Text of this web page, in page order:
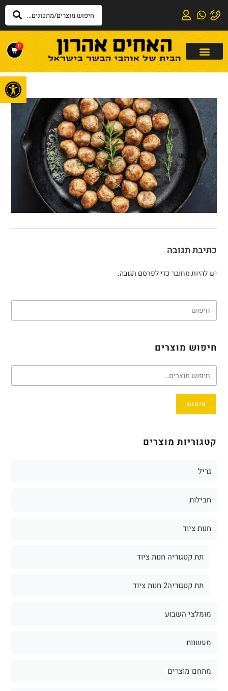
0
כתיבת תגובה
יש להיותמחוברכדי לפרסם תגובה.
חיפוש מוצרים
חיפוש
קטגוריות מוצרים
גריל
חבילות
חנות ציוד
תת קטגוריה חנות ציוד
תת קטגוריה2 חנות ציוד
מומלצי השבוע
מעשנות
מתחם מוצרים